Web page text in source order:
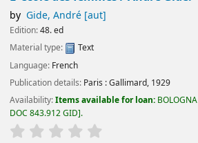
by Gide, André[aut]
Edition:48. ed
Material type:
Text
Language: French
Publication details: Paris :Gallimard, 1929
Availability:Items available for loan:
DOC 843.912 GID .
star rating